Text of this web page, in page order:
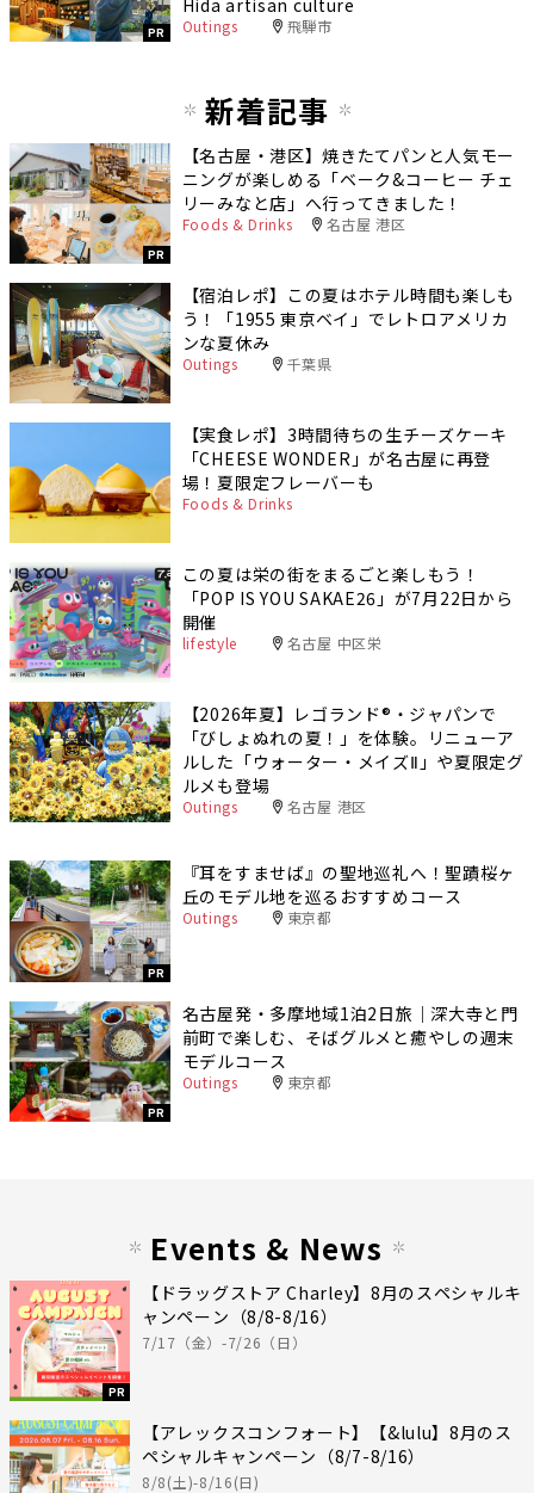
PR Outings 飛騨市
新着記事
PR
【名古屋・港区】焼きたてパンと人気モー
ニングが楽しめる「ベーク&コーヒー チェ
リーみなと店」へ行ってきました！
Foods & Drinks 名古屋 港区
【宿泊レポ】この夏はホテル時間も楽しも
う！「1955 東京ベイ」でレトロアメリカ
ンな夏休み
Outings 千葉県
【実食レポ】3時間待ちの生チーズケーキ
「CHEESE WONDER」が名古屋に再登
場！夏限定フレーバーも
Foods & Drinks
この夏は栄の街をまるごと楽しもう！
「POP IS YOU SAKAE26」が7月22日から
開催
lifestyle 名古屋 中区栄
【2026年夏】レゴランド®・ジャパンで
「びしょぬれの夏！」を体験。リニューア
ルした「ウォーター・メイズⅡ」や夏限定グ
ルメも登場
Outings 名古屋 港区
PR
『耳をすませば』の聖地巡礼へ！聖蹟桜ヶ
丘のモデル地を巡るおすすめコース
Outings 東京都
PR
名古屋発・多摩地域1泊2日旅｜深大寺と門
前町で楽しむ、そばグルメと癒やしの週末
モデルコース
Outings 東京都
Events & News
PR
【ドラッグストア Charley】8月のスペシャルキ
ャンペーン（8/8-8/16）
7/17（金）-7/26（日）
【アレックスコンフォート】【&lulu】8月のス
ペシャルキャンペーン（8/7-8/16）
8/8(土)-8/16(日)